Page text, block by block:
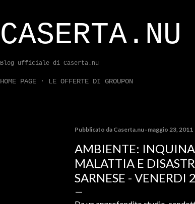
CASERTA.NU
Blog ufficiale di Caserta.nu
HOME PAGE LE OFFERTE DI GROUPON
Pubblicato da Caserta.nu maggio 23, 2011
AMBIENTE:
MALATTIA E
SARNESE - VENERDI